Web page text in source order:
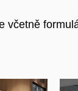
včetně